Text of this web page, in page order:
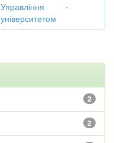
Управління
університетом
-
2
2